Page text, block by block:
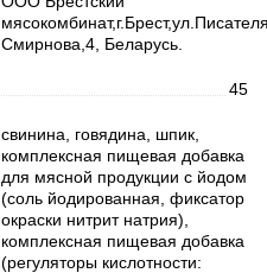
Смирнова,4, Беларусь.
45
свинина, говядина, шпик,
комплексная пищевая добавка
для мясной продукции с йодом
(соль йодированная, фиксатор
окраски нитрит натрия),
комплексная пищевая добавка
(регуляторы кислотности: